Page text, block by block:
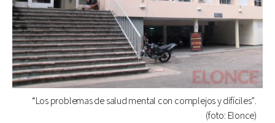
“Los problemas de salud mental con complejos y difíciles”.
(foto: Elonce)